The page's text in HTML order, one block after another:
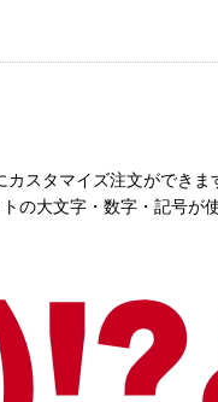
スタマイズ注文ができ
大文字・数字・記号